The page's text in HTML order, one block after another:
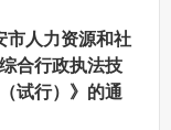
市人力资源和社
合行政执法技
试行）》的通